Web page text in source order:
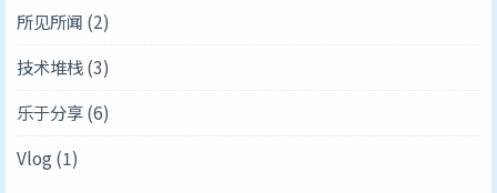
所见所闻 (2)
技术堆栈(3)
乐于分享(6)
Vlog(1)